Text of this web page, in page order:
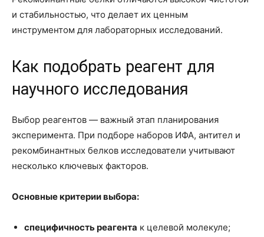
и стабильностью, что делает их ценным
инструментом для лабораторных исследований.
Как подобрать реагент для
научного исследования
Выбор реагентов — важный этап планирования
эксперимента. При подборе наборов ИФА, антител и
рекомбинантных белков исследователи учитывают
несколько ключевых факторов.
Основные критерии выбора:
специфичность реагента к целевой молекуле;